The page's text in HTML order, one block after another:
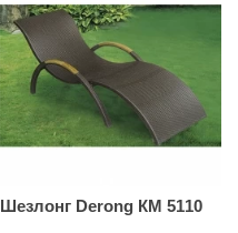
Шезлонг Derong КМ 5110